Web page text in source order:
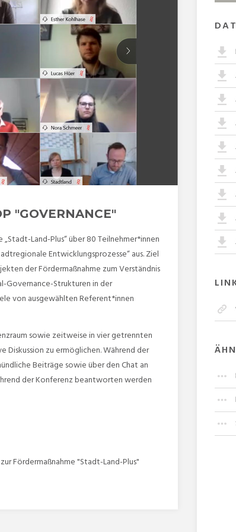
"GOVERNANCE"
Land-Plus“ über 80 Teilnehmer*innen
Entwicklungsprozesse“ aus. Ziel
der Fördermaßnahme zum Verständnis
Governance-Strukturen in der
von ausgewählten Referent*innen
sowie zeitweise in vier getrennten
zu ermöglichen. Während der
Beiträge sowie über den Chat an
der Konferenz beantworten werden
Fördermaßnahme "Stadt-Land-Plus"